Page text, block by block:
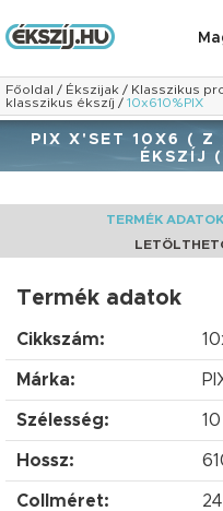
Főoldal / Ékszijak / Klasszikus
klasszikus ékszíj / 10x610%PIX
PIX X'SET 10X6 ( Z
ÉKSZÍJ
TERMÉK ADATOK
Termék adatok
Cikkszám:
Márka:
Szélesség:
Hossz:
Collméret: